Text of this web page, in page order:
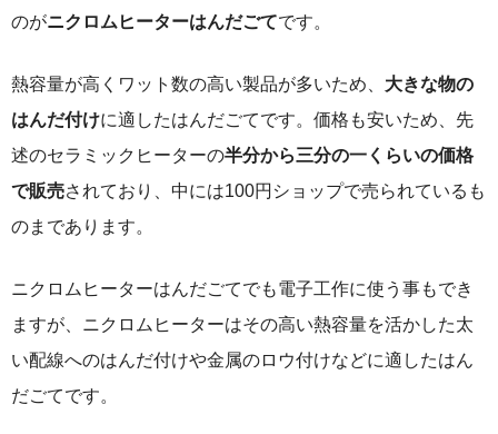
のがニクロムヒーターはんだごてです。
熱容量が高くワット数の高い製品が多いため、 大きな物の
はんだ付けに適したはんだごてです。価格も安いため、先
述のセラミックヒーターの半分から三分の一くらいの価格
で販売されており、中には100円ショップで売られているも
のまであります。
ニクロムヒーターはんだごてでも電子工作に使う事もでき
ますが、ニクロムヒーターはその高い熱容量を活かした太
い配線へのはんだ付けや金属のロウ付けなどに適したはん
だごてです。